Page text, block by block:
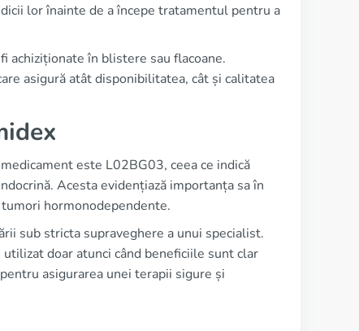
lor înainte de a începe tratamentul pentru a
achiziționate în blistere sau flacoane.
asigură atât disponibilitatea, cât și calitatea
este L02BG03, ceea ce indică
Acesta evidențiază importanța sa în
hormonodependente.
sub stricta supraveghere a unui specialist.
doar atunci când beneficiile sunt clar
asigurarea unei terapii sigure și